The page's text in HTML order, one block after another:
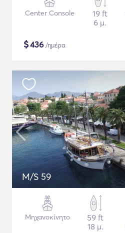
Center Console
19 ft
6 μ.
$436 /ημέρα
M/S 59
Μηχανοκίνητο
59 ft
18 μ.